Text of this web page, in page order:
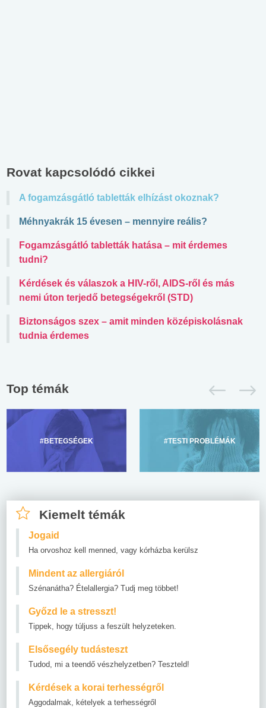
Rovat kapcsolódó cikkei
A fogamzásgátló tabletták elhízást okoznak?
Méhnyakrák 15 évesen – mennyire reális?
Fogamzásgátló tabletták hatása – mit érdemes
tudni?
Kérdések és válaszok a HIV-ről, AIDS-ről és más
nemi úton terjedő betegségekről (STD)
Biztonságos szex – amit minden középiskolásnak
tudnia érdemes
Top témák
#BETEGSÉGEK #TESTI PROBLÉMÁK
Kiemelt témák
Jogaid
Ha orvoshoz kell menned, vagy kórházba kerülsz
Mindent az allergiáról
Szénanátha? Ételallergia? Tudj meg többet!
Győzd le a stresszt!
Tippek, hogy túljuss a feszült helyzeteken.
Elsősegély tudásteszt
Tudod, mi a teendő vészhelyzetben? Teszteld!
Kérdések a korai terhességről
Aggodalmak, kételyek a terhességről